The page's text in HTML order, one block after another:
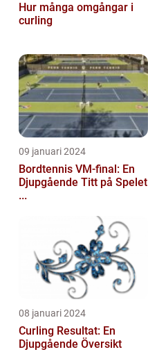
Hur många omgångar i
curling
09 januari 2024
Bordtennis VM-final: En
Djupgående Titt på Spelet
...
08 januari 2024
Curling Resultat: En
Djupgående Översikt